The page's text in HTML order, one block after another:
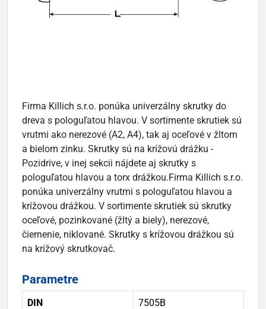
Firma Killich s.r.o. ponúka univerzálny skrutky do
dreva s pologuľatou hlavou. V sortimente skrutiek sú
vrutmi ako nerezové (A2, A4), tak aj oceľové v žltom
a bielom zinku. Skrutky sú na krížovú drážku -
Pozidrive, v inej sekcii nájdete aj skrutky s
pologuľatou hlavou a torx drážkou.Firma Killich s.r.o.
ponúka univerzálny vrutmi s pologuľatou hlavou a
krížovou drážkou. V sortimente skrutiek sú skrutky
oceľové, pozinkované (žltý a biely), nerezové,
čiernenie, niklované. Skrutky s krížovou drážkou sú
na krížový skrutkovač.
Parametre
DIN 7505B